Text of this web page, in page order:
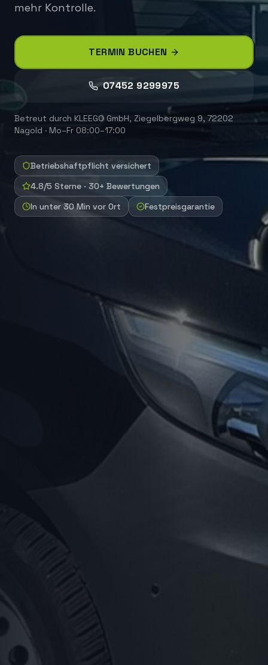
mehr Kontrolle.
TERMIN BUCHEN
07452 9299975
Betreut durch KLEEGO GmbH, Ziegelbergweg 9, 72202
Nagold · Mo–Fr 08:00–17:00
Betriebshaftpflicht versichert
4.8/5 Sterne · 30+ Bewertungen
In unter 30 Min vor Ort
Festpreisgarantie